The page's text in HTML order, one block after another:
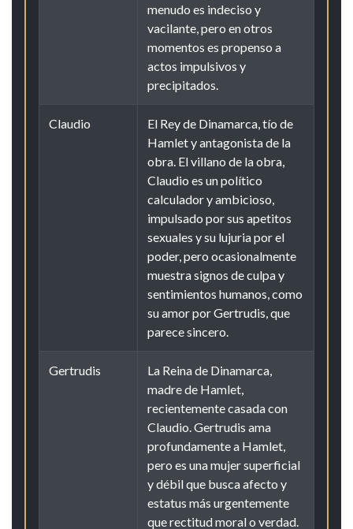
menudo es indeciso y
vacilante, pero en otros
momentos es propenso a
actos impulsivos y
precipitados.
Claudio
El Rey de Dinamarca, tío de
Hamlet y antagonista de la
obra. El villano de la obra,
Claudio es un político
calculador y ambicioso,
impulsado por sus apetitos
sexuales y su lujuria por el
poder, pero ocasionalmente
muestra signos de culpa y
sentimientos humanos, como
su amor por Gertrudis, que
parece sincero.
Gertrudis
La Reina de Dinamarca,
madre de Hamlet,
recientemente casada con
Claudio. Gertrudis ama
profundamente a Hamlet,
pero es una mujer superficial
y débil que busca afecto y
estatus más urgentemente
que rectitud moral o verdad.